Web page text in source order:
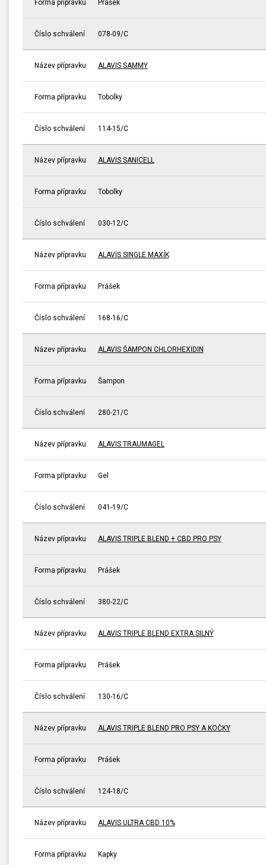
Forma přípravku Prášek
Číslo schválení 078-09/C
Název přípravku ALAVIS SAMMY
Forma přípravku Tobolky
Číslo schválení 114-15/C
Název přípravku ALAVIS SANICELL
Forma přípravku Tobolky
Číslo schválení 030-12/C
Název přípravku ALAVIS SINGLE MAXÍK
Forma přípravku Prášek
Číslo schválení 168-16/C
Název přípravku ALAVIS ŠAMPON CHLORHEXIDIN
Forma přípravku Šampon
Číslo schválení 280-21/C
Název přípravku ALAVIS TRAUMAGEL
Forma přípravku Gel
Číslo schválení 041-19/C
Název přípravku ALAVIS TRIPLE BLEND + CBD PRO PSY
Forma přípravku Prášek
Číslo schválení 380-22/C
Název přípravku ALAVIS TRIPLE BLEND EXTRA SILNÝ
Forma přípravku Prášek
Číslo schválení 130-16/C
Název přípravku ALAVIS TRIPLE BLEND PRO PSY A KOČKY
Forma přípravku Prášek
Číslo schválení 124-18/C
Název přípravku ALAVIS ULTRA CBD 10%
Forma přípravku Kapky